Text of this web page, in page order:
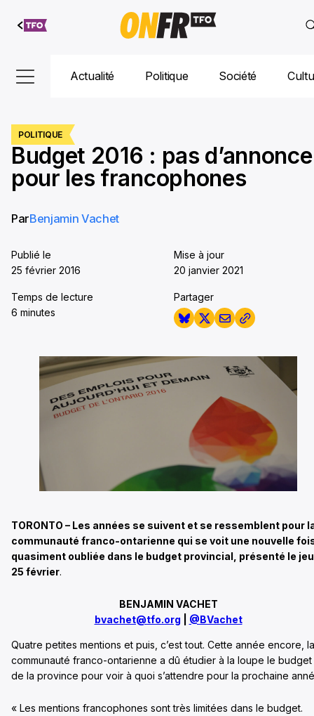
Aller au
contenu
Actualité Politique Société
POLITIQUE
Budget 2016 : pas d’annonce
pour les francophones
ParBenjamin Vachet
Publié le
25 février 2016
Mise à jour
20 janvier 2021
Temps de lecture
6 minutes
Partager
TORONTO – Les années se suivent et se ressemblent pour
communauté franco-ontarienne qui se voit une nouvelle
quasiment oubliée dans le budget provincial, présenté le
25 février.
BENJAMIN VACHET
bvachet@tfo.org
@BVachet
Quatre petites mentions et puis, c’est tout. Cette année encore, la
communauté franco-ontarienne a dû étudier à la loupe le budget
de la province pour voir à quoi s’attendre pour la prochaine
« Les mentions francophones sont très limitées dans le budget.